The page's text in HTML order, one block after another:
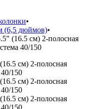
•
(6,5 дюймов)•
(16.5 см) 2-полосная
40/150